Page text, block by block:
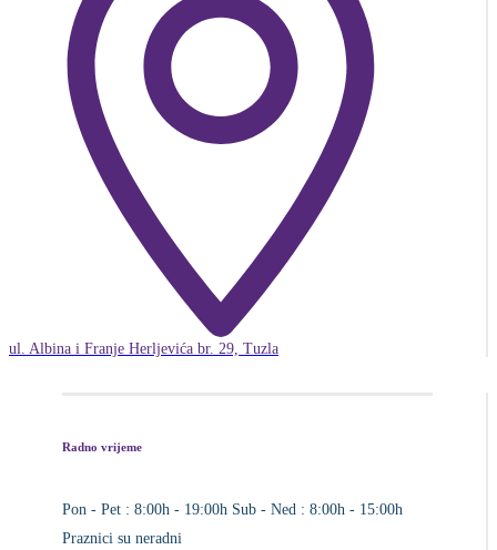
ul. Albina i Franje Herljevića br. 29, Tuzla
Radno vrijeme
Pon - Pet : 8:00h - 19:00h Sub - Ned : 8:00h - 15:00h
Praznici su neradni